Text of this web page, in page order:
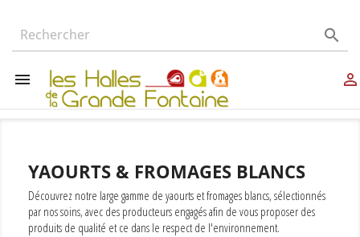

 
YAOURTS & FROMAGES BLANCS
Découvrez notre large gamme de yaourts et fromages blancs, sélectionnés
par nos soins, avec des producteurs engagés afin de vous proposer des
produits de qualité et ce dans le respect de l'environnement.